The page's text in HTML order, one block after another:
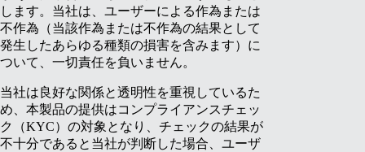
します。当社は、ユーザーによる作為または
不作為（当該作為または不作為の結果として
発生したあらゆる種類の損害を含みます）に
ついて、一切責任を負いません。
当社は良好な関係と透明性を重視しているた
め、本製品の提供はコンプライアンスチェッ
ク（KYC）の対象となり、チェックの結果が
不十分であると当社が判断した場合、ユーザ